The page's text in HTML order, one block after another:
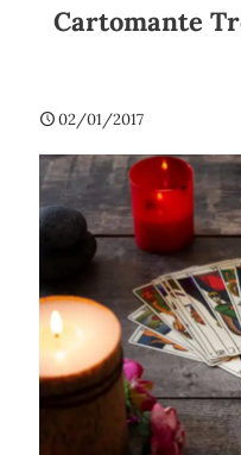
Cartomante
02/01/2017